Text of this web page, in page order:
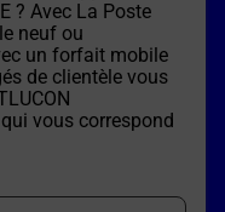
? Avec La Poste
neuf ou
un forfait mobile
de clientèle vous
vous correspond